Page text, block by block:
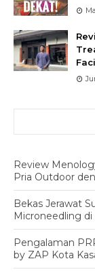
Review
Pria Outdoor
Bekas Jerawat
Microneedling
Pengalaman
by ZAP Kota